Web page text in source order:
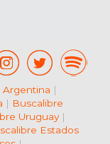
Argentina |
| Buscalibre
Uruguay|
Estados